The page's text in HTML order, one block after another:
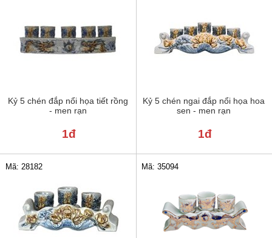
Kỷ 5 chén đắp nổi họa tiết rồng
- men rạn
1đ
Kỷ 5 chén ngai đắp nổi họa hoa
sen - men rạn
1đ
Mã: 28182 Mã: 35094